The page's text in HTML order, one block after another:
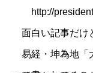
http://
面白い記事だけ
易経・坤為地「